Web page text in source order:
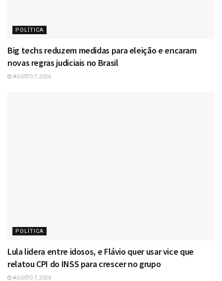
POLÍTICA
Big techs reduzem medidas para eleição e encaram
novas regras judiciais no Brasil
AGOSTO 7, 2026
POLÍTICA
Lula lidera entre idosos, e Flávio quer usar vice que
relatou CPI do INSS para crescer no grupo
AGOSTO 7, 2026